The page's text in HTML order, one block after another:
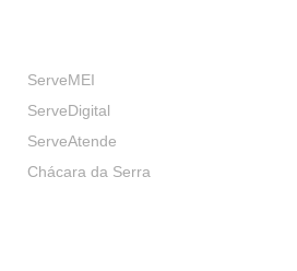
ServeMEI
ServeDigital
ServeAtende
Chácara da Serra